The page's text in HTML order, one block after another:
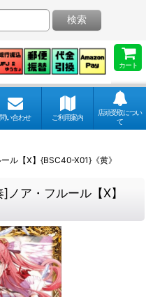
カート
検索
問い合わせ ご利用案内
店頭受取につい
て
ル【X】{BSC40-X01}《黄》
ア・フルール【X】